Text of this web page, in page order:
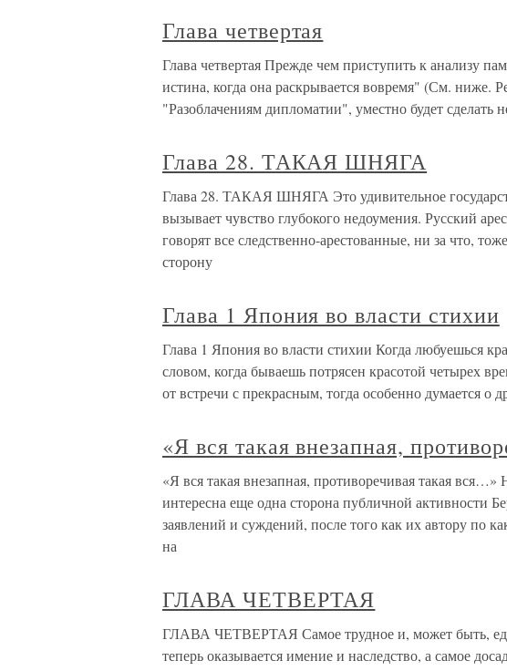
Глава четвертая
Глава четвертая Прежде чем приступить к анализу
истина, когда она раскрывается вовремя" (См. ниже.
"Разоблачениям дипломатии", уместно будет сделать
Глава 28. ТАКАЯ ШНЯГА
Глава 28. ТАКАЯ ШНЯГА Это удивительное
вызывает чувство глубокого недоумения. Русский
говорят все следственно-арестованные, ни за что,
сторону
Глава 1 Япония во власти стихии
Глава 1 Япония во власти стихии Когда любуешься
словом, когда бываешь потрясен красотой четырех
от встречи с прекрасным, тогда особенно думается о
«Я вся такая внезапная,
«Я вся такая внезапная, противоречивая такая
интересна еще одна сторона публичной активности
заявлений и суждений, после того как их автору по
на
ГЛАВА ЧЕТВЕРТАЯ
ГЛАВА ЧЕТВЕРТАЯ Самое трудное и, может быть,
теперь оказывается имение и наследство, а самое